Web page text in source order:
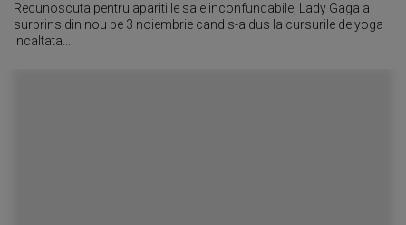
Recunoscuta pentru aparitiile sale inconfundabile, Lady Gaga a
surprins din nou pe 3 noiembrie cand s-a dus la cursurile de yoga
incaltata...